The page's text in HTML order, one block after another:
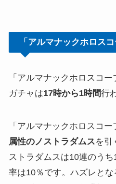
「アルマナックホロス
「アルマナックホロスコ
ガチャは17時から1時間行
「アルマナックホロスコ
属性のノストラダムスを引
ストラダムスは10連のう
率は10％です。ハズレと